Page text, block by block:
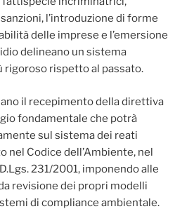
l’introduzione di forme
delle imprese e l’emersione
delineano un sistema
rigoroso rispetto al passato.
il recepimento della direttiva
fondamentale che potrà
sul sistema dei reati
nel Codice dell’Ambiente, nel
231/2001, imponendo alle
revisione dei propri modelli
di compliance ambientale.